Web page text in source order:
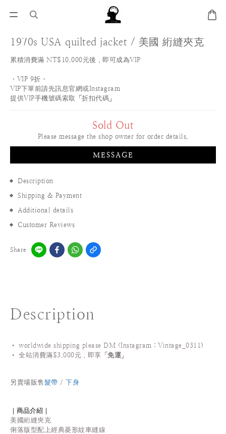
1970s USA quilted jacket / 美國 絎縫夾克
累積消費滿 NT$10,000元後，即可成為VIP
・VIP 9折・
VIP下單前請先訊息官網或Instagram
提供VIP手機號碼索取「折扣代碼」
Sold Out
Please message the shop owner for order details.
MESSAGE
Description
Shipping & Payment
Additional details
Customer Reviews
Share
Description
• worldwide shipping please DM (Instagram：Vintage_0311)
• 全站消費滿$3,000元，即享「 免運 」
另賣場販售髮帶 / 下身
｜商品介紹｜
美國絎縫夾克
俐落版型配上經典菱形紋車縫線